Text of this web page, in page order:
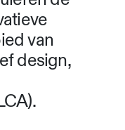
van
design,